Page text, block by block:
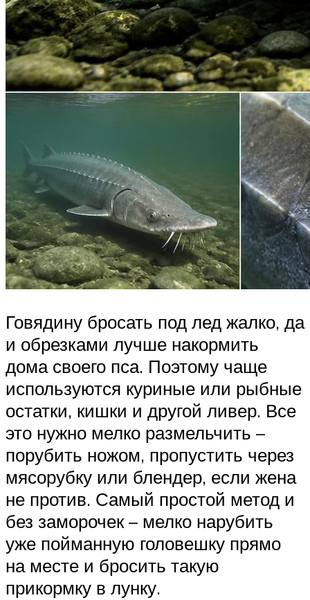
Говядину бросать под лед жалко, да
и обрезками лучше накормить
дома своего пса. Поэтому чаще
используются куриные или рыбные
остатки, кишки и другой ливер. Все
это нужно мелко размельчить –
порубить ножом, пропустить через
мясорубку или блендер, если жена
не против. Самый простой метод и
без заморочек – мелко нарубить
уже пойманную головешку прямо
на месте и бросить такую
прикормку в лунку.